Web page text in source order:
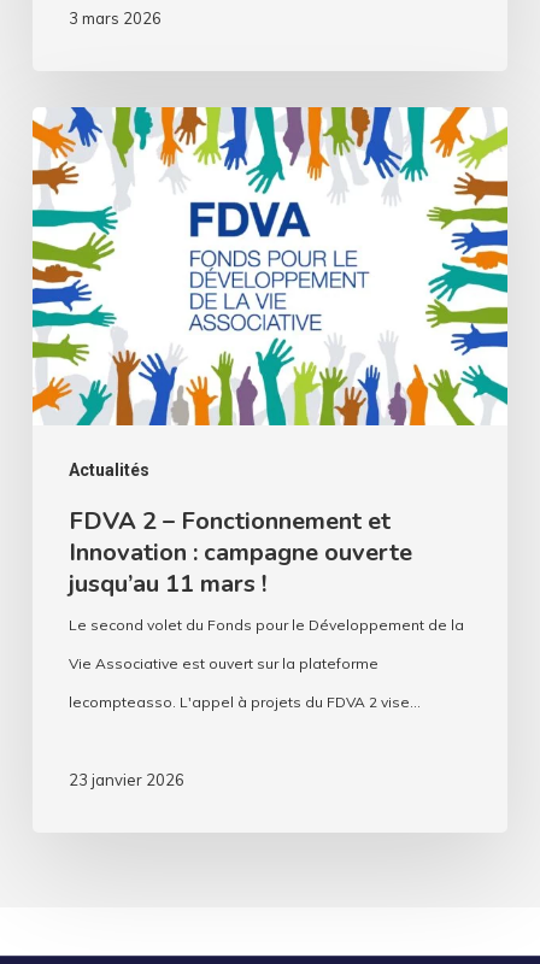
3 mars 2026
Actualités
FDVA
2
–
Fonctionnement
et
Innovation
:
campagne
ouverte
jusqu’au
mars
FDVA 2 – Fonctionnement et
Innovation : campagne ouverte
jusqu’au 11 mars !
Le second volet du Fonds pour le Développement de la
Vie Associative est ouvert sur la plateforme
lecompteasso. L'appel à projets du FDVA 2 vise…
23 janvier 2026